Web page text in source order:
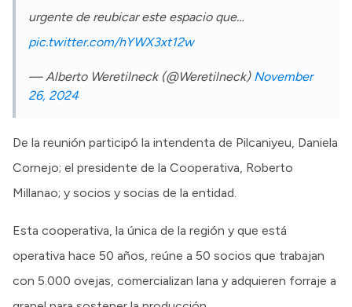
urgente de reubicar este espacio que…
pic.twitter.com/hYWX3xt12w
— Alberto Weretilneck (@Weretilneck) November
26, 2024
De la reunión participó la intendenta de Pilcaniyeu, Daniela
Cornejo; el presidente de la Cooperativa, Roberto
Millanao; y socios y socias de la entidad.
Esta cooperativa, la única de la región y que está
operativa hace 50 años, reúne a 50 socios que trabajan
con 5.000 ovejas, comercializan lana y adquieren forraje a